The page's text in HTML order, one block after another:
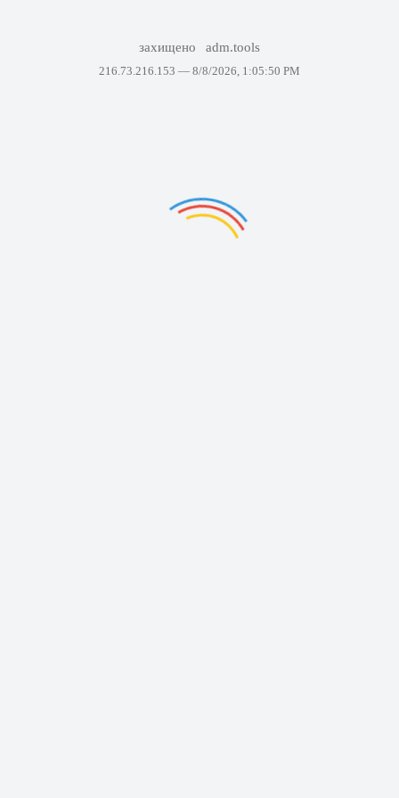
захищено adm.tools
216.73.216.153 — 8/8/2026, 1:05:50 PM